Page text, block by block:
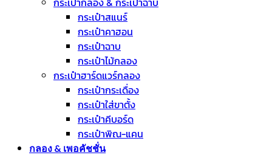
กระเป๋าสแนร์
กระเป๋าคาฮอน
กระเป๋าฉาบ
กระเป๋าไม้กลอง
กระเป๋าฮาร์ดแวร์กลอง
กระเป๋ากระเดื่อง
กระเป๋าใส่ขาตั้ง
กระเป๋าคีบอร์ด
กระเป๋าพิณ-แคน
กลอง & เพอคัชชั่น